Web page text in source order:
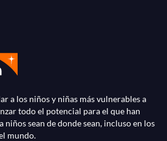
a los niños y niñas más vulnerables a
todo el potencial para el que han
niños sean de donde sean, incluso en los
mundo.